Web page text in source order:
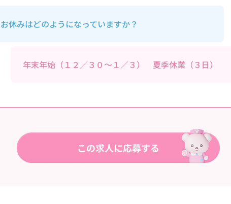
お休みはどのようになっていますか？
年末年始（１２／３０～１／３） 夏季休業（３日）